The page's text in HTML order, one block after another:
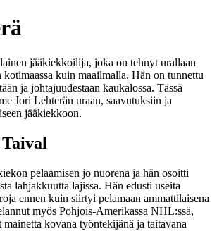
jääkiekkoilija, joka on tehnyt urallaan
kuin maailmalla. Hän on tunnettu
ja johtajuudestaan kaukalossa. Tässä
Jori Lehterän uraan, saavutuksiin ja
jääkiekkoon.
pelaamisen jo nuorena ja hän osoitti
lahjakkuutta lajissa. Hän edusti useita
ennen kuin siirtyi pelamaan ammattilaisena
myös Pohjois-Amerikassa NHL:ssä,
mainetta kovana työntekijänä ja taitavana